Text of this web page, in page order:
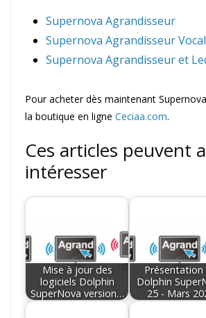
Supernova Agrandisseur
Supernova Agrandisseur Vocal
Supernova Agrandisseur et
Pour acheter dès maintenant
la boutique en ligne Ceciaa.com.
Ces articles peuvent
intéresser
Mise à jour des
logiciels Dolphin
SuperNova version…
Présentation
Dolphin
25 - Mars